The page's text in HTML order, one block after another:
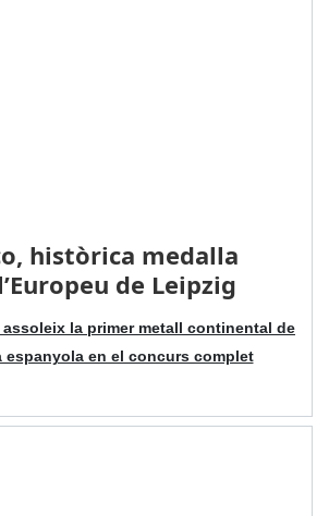
històrica medalla
de Leipzig
la primer metall continental de
espanyola en el concurs complet